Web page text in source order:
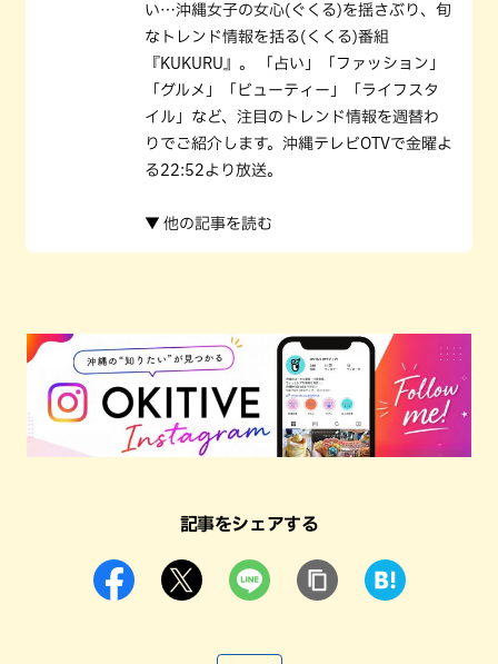
い…沖縄女子の女心(ぐくる)を揺さぶり、旬
なトレンド情報を括る(くくる)番組
『KUKURU』。 「占い」「ファッション」
「グルメ」「ビューティー」「ライフスタ
イル」など、注目のトレンド情報を週替わ
りでご紹介します。沖縄テレビOTVで金曜よ
る22:52より放送。
▼ 他の記事を読む
記事をシェアする